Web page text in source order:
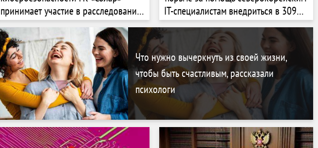
принимает участие в расследовании
кибератаки на «Аэрофлот»
IT-специалистам внедриться в 309
американских компаний
Что нужно вычеркнуть из своей жизни,
чтобы быть счастливым, рассказали
психологи